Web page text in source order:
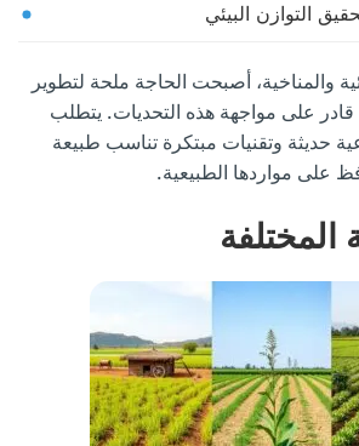
التوازن البيئي
والمناخية، أصبحت الحاجة ملحة لتطوير
على مواجهة هذه التحديات. يتطلب
حديثة وتقنيات مبتكرة تناسب طبيعة
على مواردها الطبيعية.
المختلفة